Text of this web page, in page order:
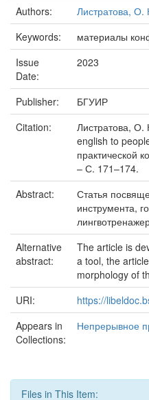
Authors:
Листратова, О.
Keywords:
материалы
Issue
Date:
2023
Publisher:
БГУИР
Citation:
Листратова, О.
english to
практической
– С. 171–174.
Abstract:
Статья
инструмента,
Alternative
abstract:
The article is
a tool, the
morphology of
URI:
https://
Appears in
Collections:
Непрерывное
Files in This Item: